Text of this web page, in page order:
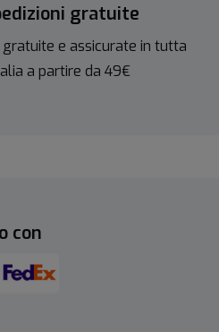
gratuite
gratuite e assicurate in tutta
a partire da 49€
con